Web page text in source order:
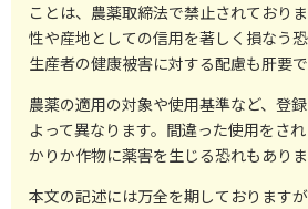
ことは、農薬取締法で禁止されており
性や産地としての信用を著しく損なう恐
生産者の健康被害に対する配慮も肝要で
農薬の適用の対象や使用基準など、登
よって異なります。間違った使用をさ
かりか作物に薬害を生じる恐れもありま
本文の記述には万全を期しております